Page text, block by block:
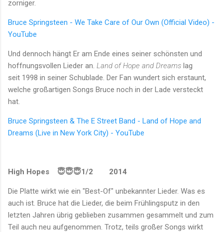
zorniger.
Bruce Springsteen - We Take Care of Our Own (Official Video) -
YouTube
Und dennoch hängt Er am Ende eines seiner schönsten und
hoffnungsvollen Lieder an. Land of Hope and Dreams lag
seit 1998 in seiner Schublade. Der Fan wundert sich erstaunt,
welche großartigen Songs Bruce noch in der Lade versteckt
hat.
Bruce Springsteen & The E Street Band - Land of Hope and
Dreams (Live in New York City) - YouTube
High Hopes 😇😇😇1/2 2014
Die Platte wirkt wie ein "Best-Of" unbekannter Lieder. Was es
auch ist. Bruce hat die Lieder, die beim Frühlingsputz in den
letzten Jahren übrig geblieben zusammen gesammelt und zum
Teil auch neu aufgenommen. Trotz, teils großer Songs wirkt